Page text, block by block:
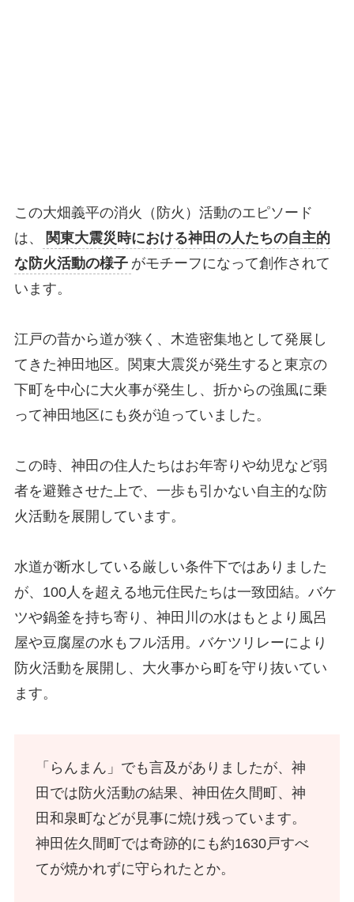
この大畑義平の消火（防火）活動のエピソード
は、
関東大震災時における神田の人たちの自主的
な防火活動の様子 がモチーフになって創作されて
います。
江戸の昔から道が狭く、木造密集地として発展し
てきた神田地区。関東大震災が発生すると東京の
下町を中心に大火事が発生し、折からの強風に乗
って神田地区にも炎が迫っていました。
この時、神田の住人たちはお年寄りや幼児など弱
者を避難させた上で、一歩も引かない自主的な防
火活動を展開しています。
水道が断水している厳しい条件下ではありました
が、100人を超える地元住民たちは一致団結。バケ
ツや鍋釜を持ち寄り、神田川の水はもとより風呂
屋や豆腐屋の水もフル活用。バケツリレーにより
防火活動を展開し、大火事から町を守り抜いてい
ます。
「らんまん」でも言及がありましたが、神
田では防火活動の結果、神田佐久間町、神
田和泉町などが見事に焼け残っています。
神田佐久間町では奇跡的にも約1630戸すべ
てが焼かれずに守られたとか。